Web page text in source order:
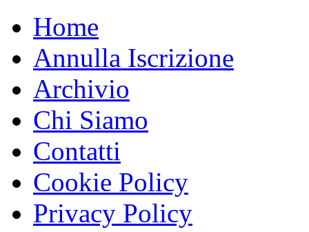
Home
Annulla Iscrizione
Archivio
Chi Siamo
Contatti
Cookie Policy
Privacy Policy